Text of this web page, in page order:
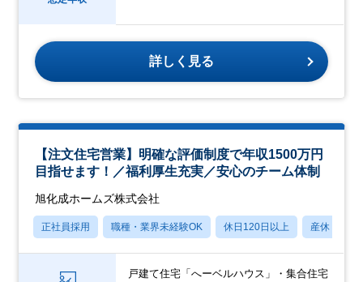
詳しく見る
【注文住宅営業】明確な評価制度で年収1500万円
目指せます！／福利厚生充実／安心のチーム体制
旭化成ホームズ株式会社
正社員採用 職種・業界未経験OK 休日120日以上 産休・育休
戸建て住宅「へーベルハウス」・集合住宅